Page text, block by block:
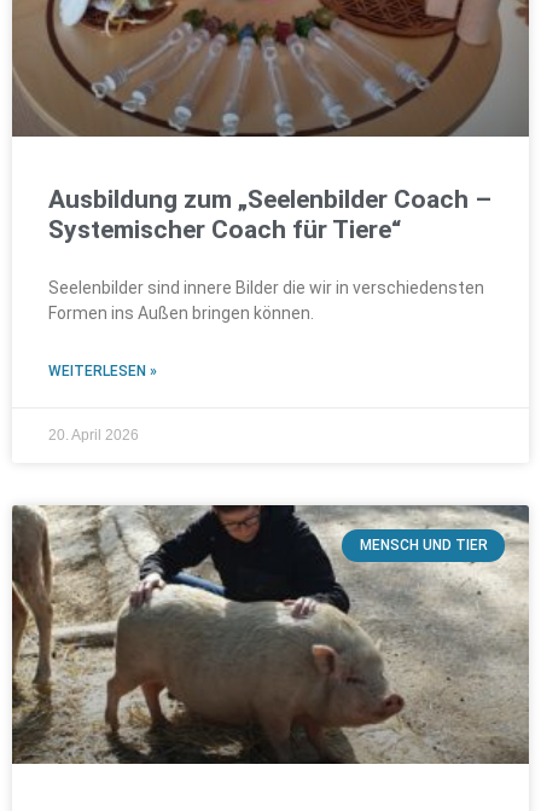
Ausbildung zum „Seelenbilder Coach –
Systemischer Coach für Tiere“
Seelenbilder sind innere Bilder die wir in verschiedensten
Formen ins Außen bringen können.
WEITERLESEN »
20. April 2026
MENSCH UND TIER